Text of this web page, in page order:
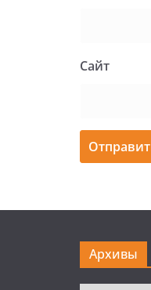
Сайт
Архивы